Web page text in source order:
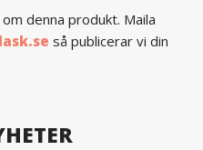
denna produkt. Maila
så publicerar vi din